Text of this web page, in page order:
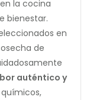
la cocina
bienestar.
en
de
auténtico y